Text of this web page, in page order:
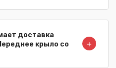
доставка
крыло со
＋